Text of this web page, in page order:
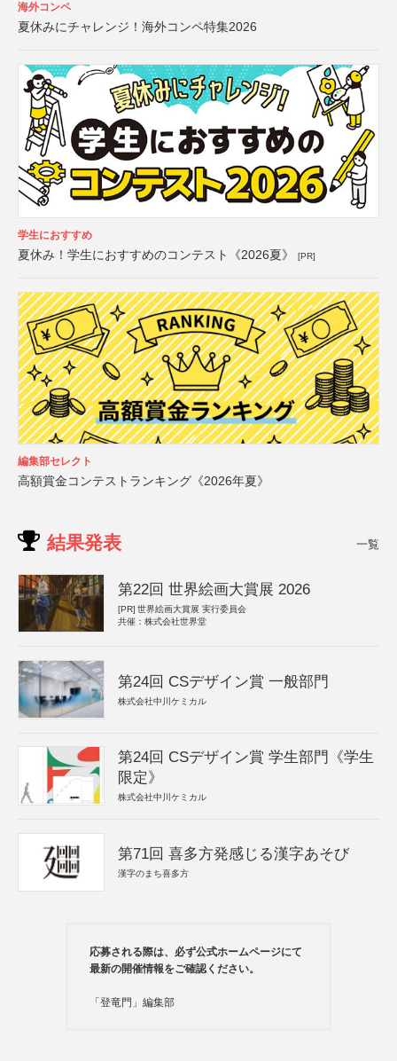
海外コンペ
夏休みにチャレンジ！海外コンペ特集2026
学生におすすめ
夏休み！学生におすすめのコンテスト《2026夏》 [PR]
編集部セレクト
高額賞金コンテストランキング《2026年夏》
結果発表 一覧
第22回 世界絵画大賞展 2026
[PR] 世界絵画大賞展 実行委員会
共催：株式会社世界堂
第24回 CSデザイン賞 一般部門
株式会社中川ケミカル
第24回 CSデザイン賞 学生部門《学生
限定》
株式会社中川ケミカル
第71回 喜多方発感じる漢字あそび
漢字のまち喜多方
応募される際は、必ず公式ホームページにて
最新の開催情報をご確認ください。
「登竜門」編集部